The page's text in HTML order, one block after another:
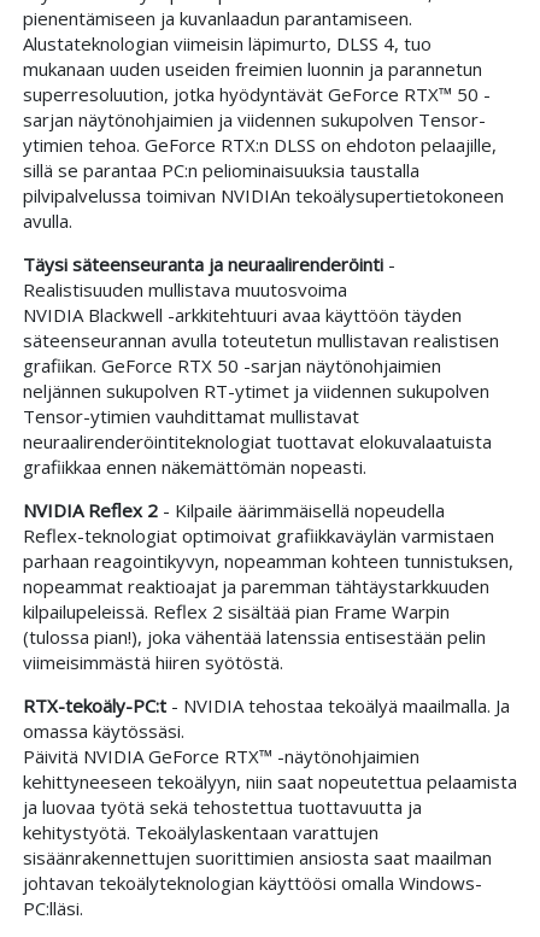
pienentämiseen ja kuvanlaadun parantamiseen.
‌Alustateknologian viimeisin läpimurto, DLSS 4, tuo
mukanaan uuden useiden freimien luonnin ja parannetun
superresoluution, jotka hyödyntävät GeForce RTX™ 50 -
sarjan näytönohjaimien ja viidennen sukupolven Tensor-
ytimien tehoa. GeForce RTX:n DLSS on ehdoton pelaajille,
sillä se parantaa PC:n peliominaisuuksia taustalla
pilvipalvelussa toimivan NVIDIAn tekoälysupertietokoneen
avulla.
Täysi säteenseuranta ja neuraalirenderöinti-
Realistisuuden mullistava muutosvoima
NVIDIA Blackwell -arkkitehtuuri avaa käyttöön täyden
säteenseurannan avulla toteutetun mullistavan realistisen
grafiikan. GeForce RTX 50 -sarjan näytönohjaimien
neljännen sukupolven RT-ytimet ja viidennen sukupolven
Tensor-ytimien vauhdittamat mullistavat
neuraalirenderöintiteknologiat tuottavat elokuvalaatuista
grafiikkaa ennen näkemättömän nopeasti.
NVIDIA Reflex 2- Kilpaile äärimmäisellä nopeudella
Reflex-teknologiat optimoivat grafiikkaväylän varmistaen
parhaan reagointikyvyn, nopeamman kohteen tunnistuksen,
nopeammat reaktioajat ja paremman tähtäystarkkuuden
kilpailupeleissä. Reflex 2 sisältää pian Frame Warpin
(tulossa pian!), joka vähentää latenssia entisestään pelin
viimeisimmästä hiiren syötöstä.
RTX-tekoäly-PC:t- NVIDIA tehostaa tekoälyä maailmalla. Ja
omassa käytössäsi.
Päivitä NVIDIA GeForce RTX™ -näytönohjaimien
kehittyneeseen tekoälyyn, niin saat nopeutettua pelaamista
ja luovaa työtä sekä tehostettua tuottavuutta ja
kehitystyötä. Tekoälylaskentaan varattujen
sisäänrakennettujen suorittimien ansiosta saat maailman
johtavan tekoälyteknologian käyttöösi omalla Windows-
PC:lläsi.